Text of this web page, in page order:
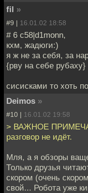
fil »
#9 | 16.01.02 18:58
# 6 c58|d1monn,
кхм, жадюги:)
я ж не за себя, за
{рву на себе рубаху}
сисисками то хоть
Deimos »
#10 | 16.01.02 19:58
> ВАЖНОЕ
разговор не идёт.
Мля, а я обзоры
Только друзья
скором (очень
свой... Робота уже